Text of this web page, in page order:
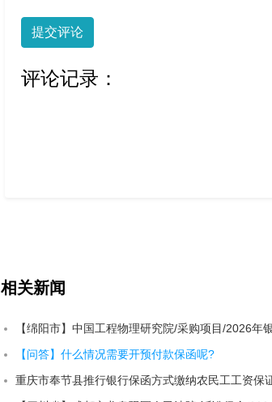
提交评论
评论记录：
相关新闻
【问答】什么情况需要开预付款保函呢?
重庆市奉节县推行银行保函方式缴纳农民工工资保